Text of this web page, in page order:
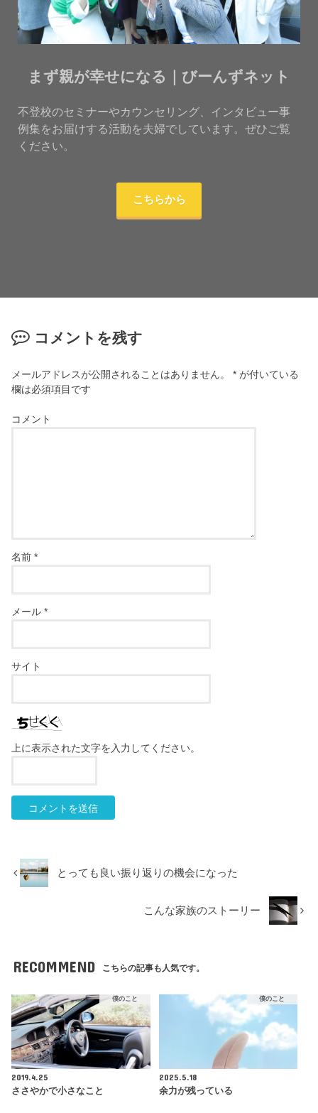
まず親が幸せになる｜びーんずネット
不登校のセミナーやカウンセリング、インタビュー事
例集をお届けする活動を夫婦でしています。ぜひご覧
ください。
こちらから
コメントを残す
メールアドレスが公開されることはありません。 * が付いている
欄は必須項目です
コメント
名前*
メール*
サイト
上に表示された文字を入力してください。
とっても良い振り返りの機会になった
こんな家族のストーリー
RECOMMEND こちらの記事も人気です。
僕のこと
2019.4.25
ささやかで小さなこと
僕のこと
2025.5.18
余力が残っている